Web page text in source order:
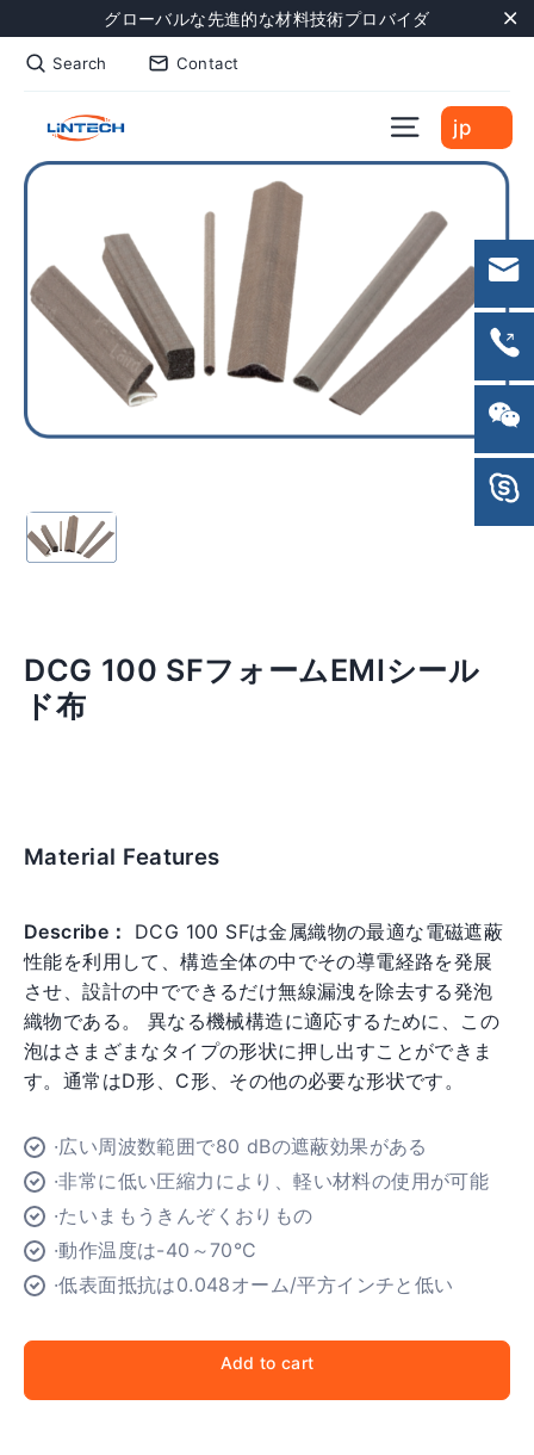
to
content
グローバルな先進的な材料技術プロバイダ
Search Contact
Site
jp
DCG 100 SFフォームEMIシール
ド布
Regular
Material Features
Describe：
DCG 100 SFは金属織物の最適な電磁遮蔽
性能を利用して、構造全体の中でその導電経路を発展
させ、設計の中でできるだけ無線漏洩を除去する発泡
織物である。 異なる機械構造に適応するために、この
泡はさまざまなタイプの形状に押し出すことができま
す。通常はD形、C形、その他の必要な形状です。
·広い周波数範囲で80 dBの遮蔽効果がある
·非常に低い圧縮力により、軽い材料の使用が可能
·たいまもうきんぞくおりもの
·動作温度は-40～70°C
·低表面抵抗は0.048オーム/平方インチと低い
Add to cart